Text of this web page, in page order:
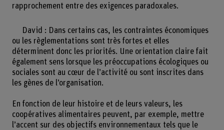
rapprochement entre des exigences paradoxales.
David : Dans certains cas, les contraintes économiques
ou les règlementations sont très fortes et elles
déterminent donc les priorités. Une orientation claire fait
également sens lorsque les préoccupations écologiques ou
sociales sont au cœur de l’activité ou sont inscrites dans
les gènes de l’organisation.
En fonction de leur histoire et de leurs valeurs, les
coopératives alimentaires peuvent, par exemple, mettre
l’accent sur des objectifs environnementaux tels que le